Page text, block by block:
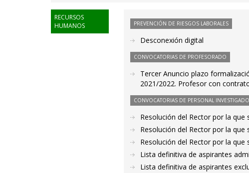
RECURSOS
HUMANOS
PREVENCIÓN DE RIESGOS LABORALES
Desconexión digital
CONVOCATORIAS DE PROFESORADO
Tercer Anuncio plazo
2021/2022. Profesor con
CONVOCATORIAS DE PERSONAL
Resolución del Rector por la
Resolución del Rector por la
Resolución del Rector por la
Lista definitiva de aspirantes
Lista definitiva de aspirantes